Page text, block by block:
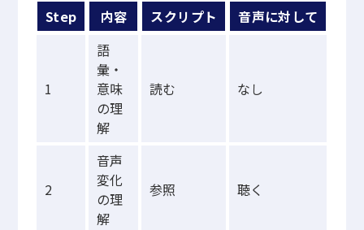
Step 内容 スクリプト 音声に対して
1
語
彙・
意味
の理
解
読む なし
2
音声
変化
の理
解
参照 聴く